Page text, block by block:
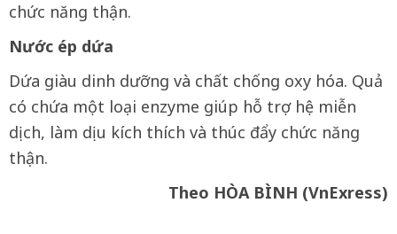
chức năng thận.
Nước ép dứa
Dứa giàu dinh dưỡng và chất chống oxy hóa. Quả
có chứa một loại enzyme giúp hỗ trợ hệ miễn
dịch, làm dịu kích thích và thúc đẩy chức năng
thận.
Theo HÒA BÌNH (VnExress)